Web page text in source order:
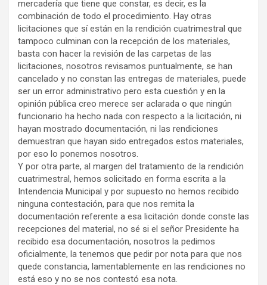
mercadería que tiene que constar, es decir, es la
combinación de todo el procedimiento. Hay otras
licitaciones que sí están en la rendición cuatrimestral que
tampoco culminan con la recepción de los materiales,
basta con hacer la revisión de las carpetas de las
licitaciones, nosotros revisamos puntualmente, se han
cancelado y no constan las entregas de materiales, puede
ser un error administrativo pero esta cuestión y en la
opinión pública creo merece ser aclarada o que ningún
funcionario ha hecho nada con respecto a la licitación, ni
hayan mostrado documentación, ni las rendiciones
demuestran que hayan sido entregados estos materiales,
por eso lo ponemos nosotros.
Y por otra parte, al margen del tratamiento de la rendición
cuatrimestral, hemos solicitado en forma escrita a la
Intendencia Municipal y por supuesto no hemos recibido
ninguna contestación, para que nos remita la
documentación referente a esa licitación donde conste las
recepciones del material, no sé si el señor Presidente ha
recibido esa documentación, nosotros la pedimos
oficialmente, la tenemos que pedir por nota para que nos
quede constancia, lamentablemente en las rendiciones no
está eso y no se nos contestó esa nota.